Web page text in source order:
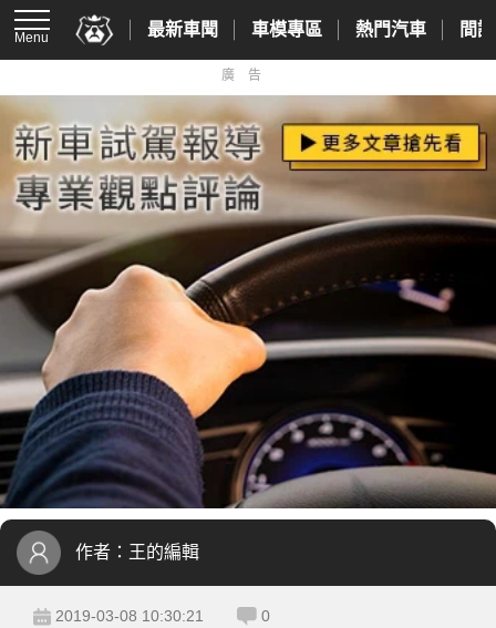
Menu 最新車聞 車模專區 熱門汽車 間
廣告
作者： 王的編輯
2019-03-08 10:30:21 0